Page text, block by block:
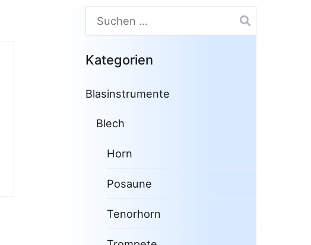
Suchen
nach:
Kategorien
Blasinstrumente
Blech
Horn
Posaune
Tenorhorn